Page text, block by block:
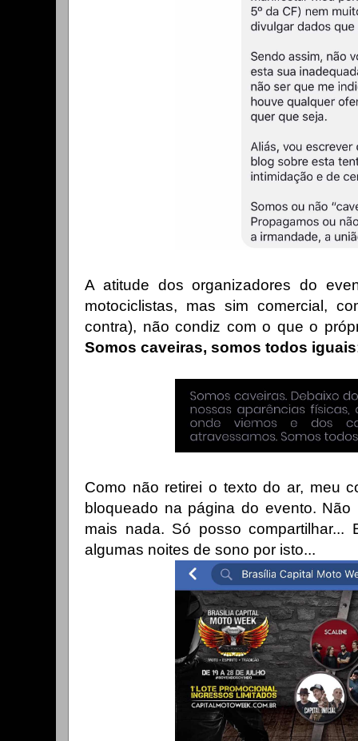
A atitude dos organizadores do
motociclistas, mas sim comercial,
contra), não condiz com o que o
Somos caveiras, somos todos iguais
Como não retirei o texto do ar, meu
bloqueado na página do evento.
mais nada. Só posso compartilhar...
algumas noites de sono por isto...